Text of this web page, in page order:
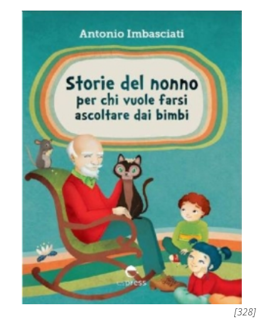
10.
Formazione operatori sanitari
Psicoanalisi e psicosociologia del linguaggio iconico e
dei mass-media
Psicometria e test mentali
[328]